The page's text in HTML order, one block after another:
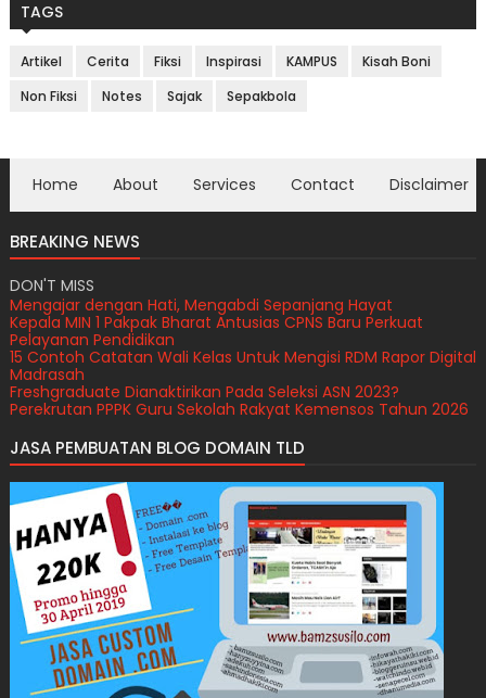
TAGS
Artikel Cerita Fiksi Inspirasi KAMPUS
Kisah Boni
Non Fiksi
Notes Sajak Sepakbola
Home About Services Contact Disclaimer
BREAKING NEWS
DON'T MISS
Mengajar dengan Hati, Mengabdi Sepanjang Hayat
Kepala MIN 1 Pakpak Bharat Antusias CPNS Baru Perkuat
Pelayanan Pendidikan
15 Contoh Catatan Wali Kelas Untuk Mengisi RDM Rapor Digital
Madrasah
Freshgraduate Dianaktirikan Pada Seleksi ASN 2023?
Perekrutan PPPK Guru Sekolah Rakyat Kemensos Tahun 2026
JASA PEMBUATAN BLOG DOMAIN TLD